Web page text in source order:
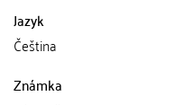
Jazyk
Čeština
Známka